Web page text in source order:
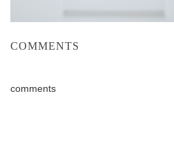
COMMENTS
comments